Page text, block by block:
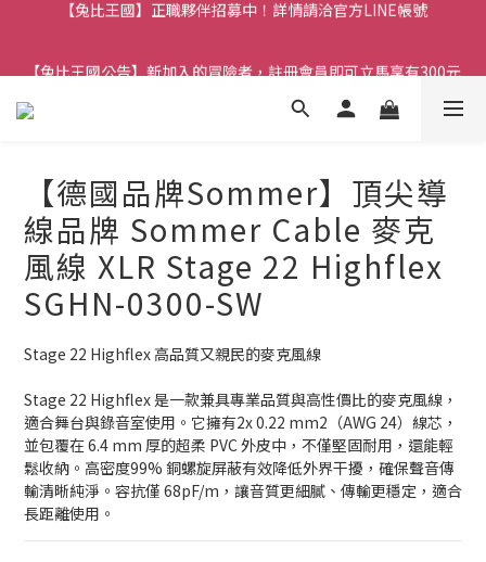
【兔比王國公告】新加入的冒險者，註冊會員即可立馬享有300元
購物金！
【德國品牌Sommer】頂尖導
線品牌 Sommer Cable 麥克
風線 XLR Stage 22 Highflex
SGHN-0300-SW
Stage 22 Highflex 高品質又親民的麥克風線
Stage 22 Highflex 是一款兼具專業品質與高性價比的麥克風線，
適合舞台與錄音室使用。它擁有2x 0.22 mm2（AWG 24）線芯，
並包覆在 6.4 mm 厚的超柔 PVC 外皮中，不僅堅固耐用，還能輕
鬆收納。高密度99% 銅螺旋屏蔽有效降低外界干擾，確保聲音傳
輸清晰純淨。容抗僅 68pF/m，讓音質更細膩、傳輸更穩定，適合
長距離使用。